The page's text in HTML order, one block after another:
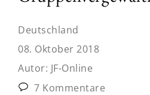
Deutschland
08. Oktober 2018
Autor: JF-Online
7 Kommentare